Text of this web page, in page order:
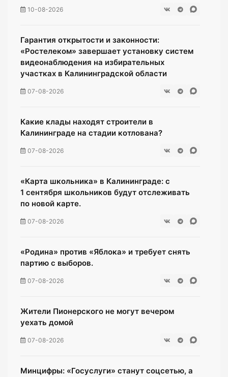
10-08-2026
Гарантия открытости и законности:
«Ростелеком» завершает установку систем
видеонаблюдения на избирательных
участках в Калининградской области
07-08-2026
Какие клады находят строители в
Калининграде на стадии котлована?
07-08-2026
«Карта школьника» в Калининграде: с
1 сентября школьников будут отслеживать
по новой карте.
07-08-2026
«Родина» против «Яблока» и требует снять
партию с выборов.
07-08-2026
Жители Пионерского не могут вечером
уехать домой
07-08-2026
Минцифры: «Госуслуги» станут соцсетью, а